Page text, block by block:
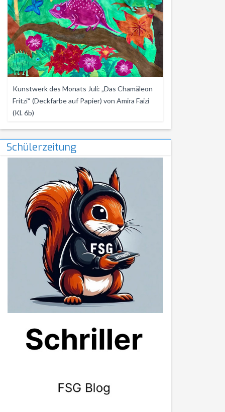
Kunstwerk des Monats Juli: „Das Chamäleon
Fritzi“ (Deckfarbe auf Papier) von Amira Faizi
(Kl. 6b)
Schülerzeitung